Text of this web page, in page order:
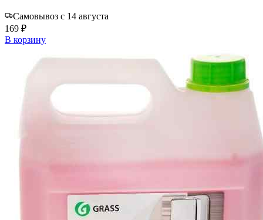
Самовывоз с 14 августа
169 ₽
В корзину